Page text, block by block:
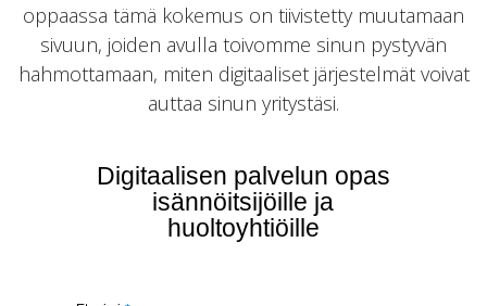
oppaassa tämä kokemus on tiivistetty muutamaan
sivuun, joiden avulla toivomme sinun pystyvän
hahmottamaan, miten digitaaliset järjestelmät voivat
auttaa sinun yritystäsi.